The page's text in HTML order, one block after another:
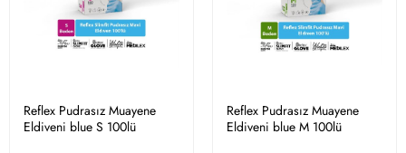
Reflex Pudrasız Muayene
Eldiveni blue S 100lü
Reflex Pudrasız Muayene
Eldiveni blue M 100lü